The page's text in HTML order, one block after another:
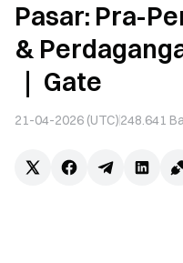
Pasar: Pra-
&
｜ Gate
21-04-2026 (UTC)248.641